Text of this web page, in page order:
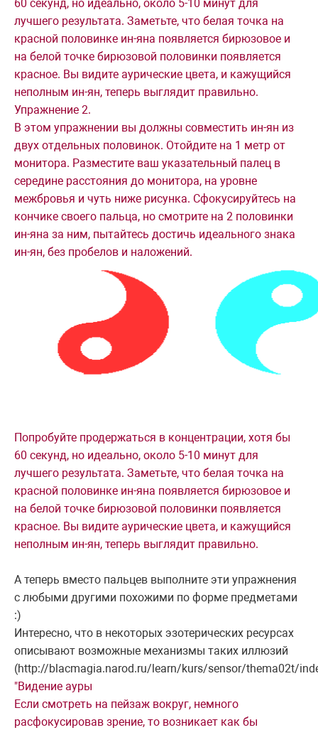
60 секунд, но идеально, около 5-10 минут для
лучшего результата. Заметьте, что белая точка на
красной половинке ин-яна появляется бирюзовое и
на белой точке бирюзовой половинки появляется
красное. Вы видите аурические цвета, и кажущийся
неполным ин-ян, теперь выглядит правильно.
Упражнение 2.
В этом упражнении вы должны совместить ин-ян из
двух отдельных половинок. Отойдите на 1 метр от
монитора. Разместите ваш указательный палец в
середине расстояния до монитора, на уровне
межбровья и чуть ниже рисунка. Сфокусируйтесь на
кончике своего пальца, но смотрите на 2 половинки
ин-яна за ним, пытайтесь достичь идеального знака
ин-ян, без пробелов и наложений.
Попробуйте продержаться в концентрации, хотя бы
60 секунд, но идеально, около 5-10 минут для
лучшего результата. Заметьте, что белая точка на
красной половинке ин-яна появляется бирюзовое и
на белой точке бирюзовой половинки появляется
красное. Вы видите аурические цвета, и кажущийся
неполным ин-ян, теперь выглядит правильно.
А теперь вместо пальцев выполните эти упражнения
с любыми другими похожими по форме предметами
:)
Интересно, что в некоторых эзотерических ресурсах
описывают возможные механизмы таких иллюзий
(http://blacmagia.narod.ru/learn/kurs/sensor/thema02t/
"Видение ауры
Если смотреть на пейзаж вокруг, немного
расфокусировав зрение, то возникает как бы